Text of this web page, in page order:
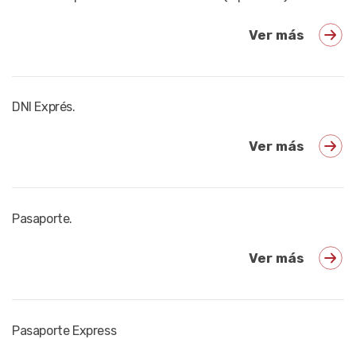
Ver más
DNI Exprés.
Ver más
Pasaporte.
Ver más
Pasaporte Express